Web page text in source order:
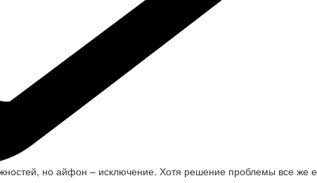
но айфон – исключение. Хотя решение проблемы все же